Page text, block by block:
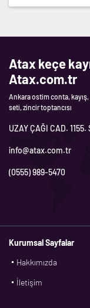
Atax keçe
Atax.com.tr
Ankara ostim conta,
seti, zincir toptancısı
UZAY ÇAĞI CAD.
info@atax.com.tr
(0555) 989-5470
Kurumsal Sayfalar
Hakkımızda
İletişim